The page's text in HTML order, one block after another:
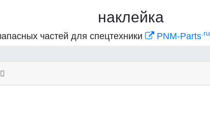
наклейка
частей для спецтехники PNM-Parts.ru